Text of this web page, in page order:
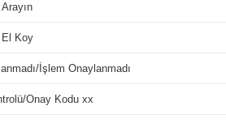
Arayın
El Koy
İşlem Onaylanmadı
Onay Kodu xx